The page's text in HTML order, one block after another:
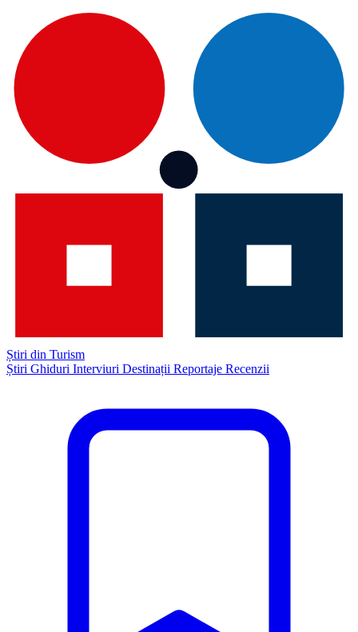
Știri din Turism
Știri Ghiduri Interviuri Destinații Reportaje Recenzii